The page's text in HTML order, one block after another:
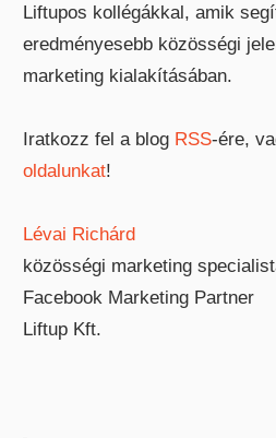
Liftupos kollégákkal, amik
eredményesebb közösségi
marketing kialakításában.
Iratkozz fel a blog RSS-ére,
oldalunkat!
Lévai Richárd
közösségi marketing
Facebook Marketing Partner
Liftup Kft.